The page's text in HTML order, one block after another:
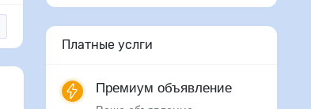
Платные услги
Премиум объявление